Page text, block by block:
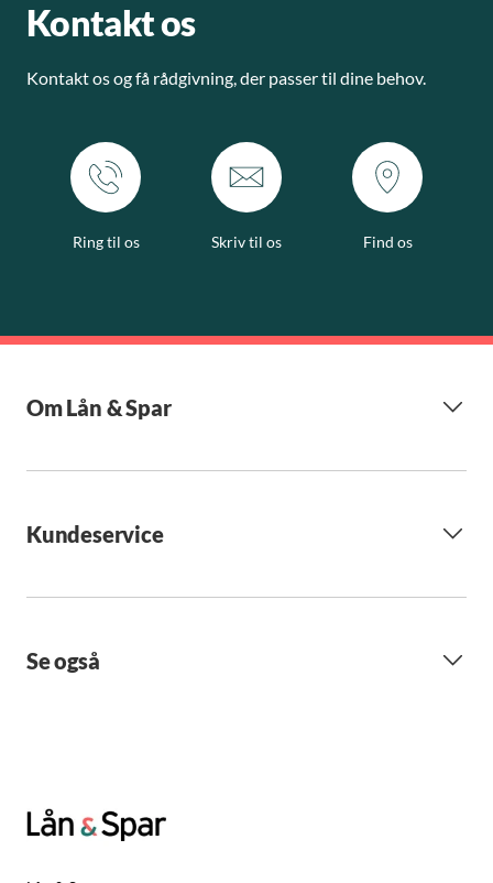
Kontakt os
Kontakt os og få rådgivning, der passer til dine behov.
Ring til os Skriv til os Find os
Om Lån & Spar
Kundeservice
Se også